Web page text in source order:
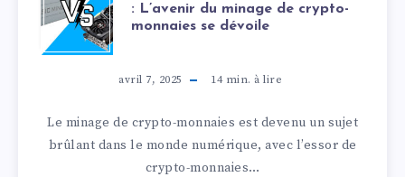
: L’avenir du minage de crypto-
monnaies se dévoile
avril 7, 2025 14min. à lire
Le minage de crypto-monnaies est devenu un sujet
brûlant dans le monde numérique, avec l’essor de
crypto-monnaies…